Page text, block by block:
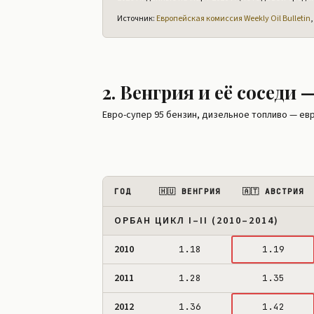
🇷🇴 Румыния 1.05
🇸🇰 Словакия 1.22 1.34 1.44
Источник: Европейская комиссия Weekly Oil Bulletin,
2. Венгрия и её соседи
Евро-супер 95 бензин, дизельное топливо —
ГОД 🇭🇺 ВЕНГРИЯ 🇦🇹 АВСТРИЯ
ОРБАН ЦИКЛ I–II (2010–2014)
2010 1.18 1.19
2011 1.28 1.35
2012 1.36 1.42